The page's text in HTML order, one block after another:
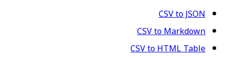
CSV to JSON
CSV to Markdown
CSV to HTML Table